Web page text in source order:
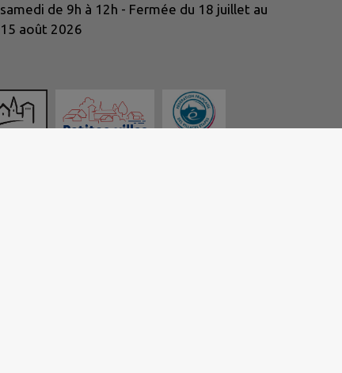
samedi de 9h à 12h - Fermée du 18 juillet au
15 août 2026